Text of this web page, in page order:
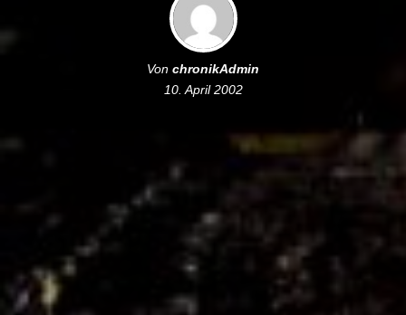
Von chronikAdmin
10. April 2002